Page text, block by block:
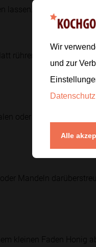
lassen.
rühren. Wenn du es
oder Gläser verteilen.
Mandeln
kleinen Faden Honig
Wir
und zur
Datenschutz
Alle